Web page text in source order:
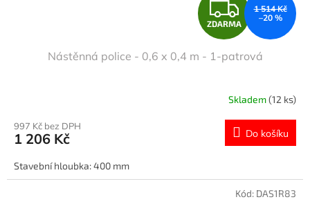
Z
D
A
R
M
A
ZDARMA
1 514 Kč
–20 %
Nástěnná police - 0,6 x 0,4 m - 1-patrová
Skladem(12 ks)
997 Kč bez DPH
1 206 Kč Do košíku
Stavební hloubka: 400 mm
Kód: DAS1R83